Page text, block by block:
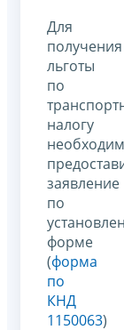
Для
получения
льготы
по
налогу
заявление
по
форме
(форма
по
КНД
1150063)